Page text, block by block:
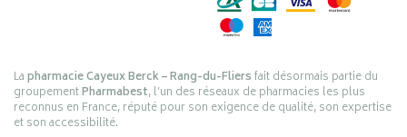
Lapharmacie Cayeux Berck – Rang-du-Fliersfait désormais partie du
groupementPharmabest, l’un des réseaux de pharmacies les plus
reconnus en France, réputé pour son exigence de qualité, son expertise
et son accessibilité.